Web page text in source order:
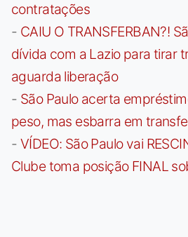
contratações
- CAIU O TRANSFERBAN?!
dívida com a Lazio para tirar
aguarda liberação
- São Paulo acerta
peso, mas esbarra em
- VÍDEO: São Paulo vai
Clube toma posição FINAL